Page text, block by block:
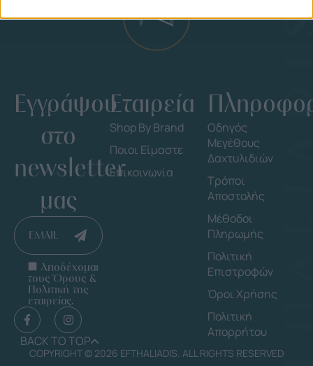
Εγγράψου
στο
newsletter
μας
EMAIL
Αποδέχομαι
τους Όρους &
Πολιτική της
εταιρείας.
BACK TO TOP
Εταιρεία
Shop By Brand
Ποιοι Είμαστε
Επικοινωνία
Οδηγός
Μεγέθους
Δαχτυλιδιών
Τρόποι
Αποστολής
Μέθοδοι
Πληρωμής
Πολιτική
Επιστροφών
Όροι Χρήσης
Πολιτική
Απορρήτου
COPYRIGHT © 2026 EFTHALIADIS. ALL RIGHTS RESERVED